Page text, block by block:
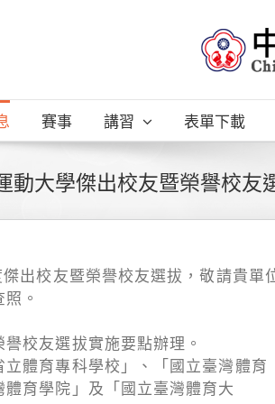
賽事 講習 表單下載
動大學傑出校友暨榮譽校友
出校友暨榮譽校友選拔，敬請貴單
。
校友選拔實施要點辦理。
體育專科學校」、「國立臺灣體育
育學院」及「國立臺灣體育大